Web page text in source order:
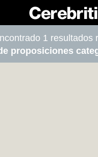
1 resultados
proposiciones